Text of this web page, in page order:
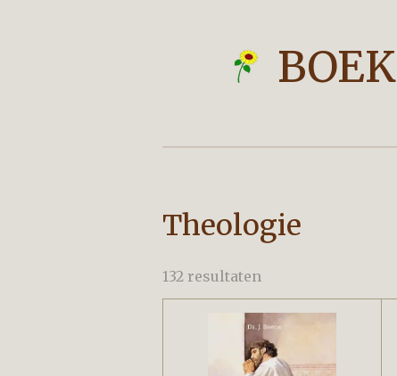
Theologie
132 resultaten